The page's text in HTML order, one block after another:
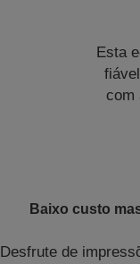
Esta
com
Baixo custo
Desfrute de